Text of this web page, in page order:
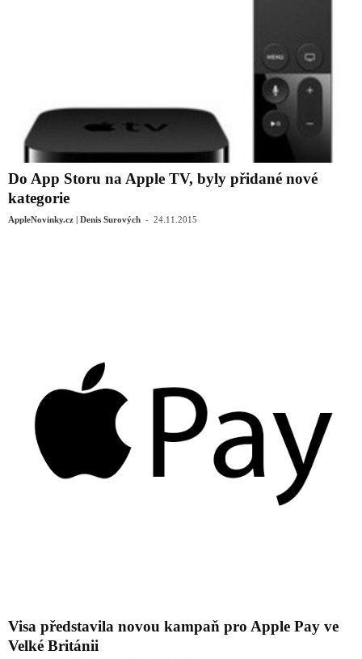
Do App Storu na Apple TV, byly přidané nové
kategorie
AppleNovinky.cz | Denis Surových - 24.11.2015
Visa představila novou kampaň pro Apple Pay ve
Velké Británii